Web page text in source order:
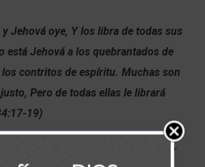
Jehová oye, Y los libra de todas sus
está Jehová a los quebrantados de
los contritos de espíritu. Muchas son
Pero de todas ellas le librará
19)
para que pueda descansar